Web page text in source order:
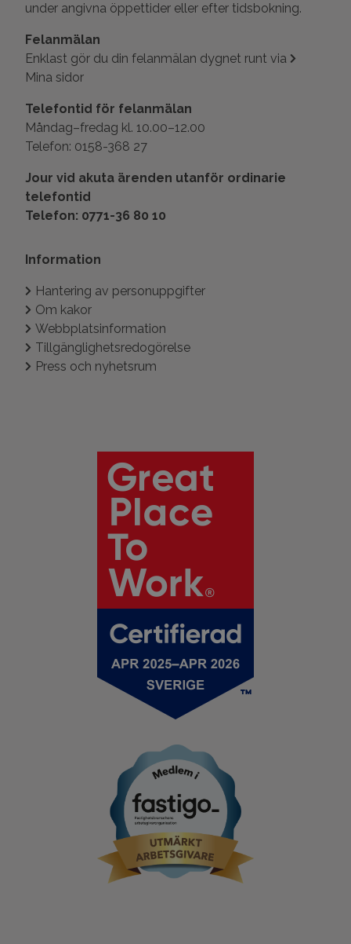
under angivna öppettider eller efter tidsbokning.
Felanmälan
Enklast gör du din felanmälan dygnet runt via
Mina sidor
Telefontid för felanmälan
Måndag–fredag kl. 10.00–12.00
Telefon: 0158-368 27
Jour vid akuta ärenden utanför ordinarie
telefontid
Telefon: 0771-36 80 10
Information
Hantering av personuppgifter
Om kakor
Webbplatsinformation
Tillgänglighetsredogörelse
Press och nyhetsrum